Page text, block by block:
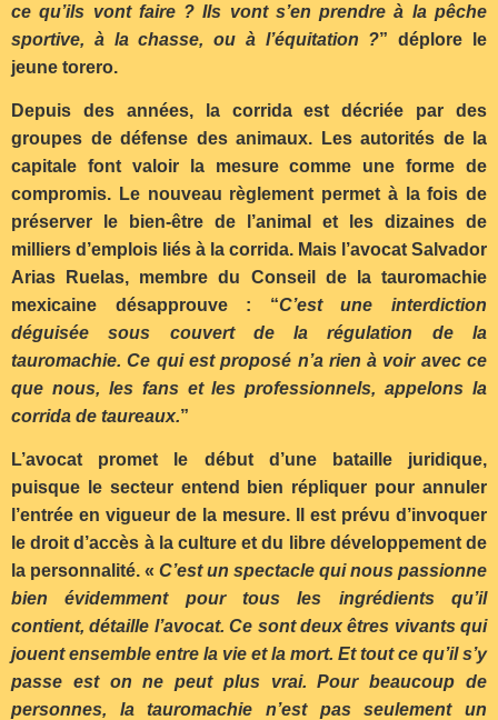
ce qu’ils vont faire ? Ils vont s’en prendre à la pêche
sportive, à la chasse, ou à l’équitation ?” déplore le
jeune torero.
Depuis des années, la corrida est décriée par des
groupes de défense des animaux. Les autorités de la
capitale font valoir la mesure comme une forme de
compromis. Le nouveau règlement permet à la fois de
préserver le bien-être de l’animal et les dizaines de
milliers d’emplois liés à la corrida. Mais l’avocat Salvador
Arias Ruelas, membre du Conseil de la tauromachie
mexicaine désapprouve : “C’est une interdiction
déguisée sous couvert de la régulation de la
tauromachie. Ce qui est proposé n’a rien à voir avec ce
que nous, les fans et les professionnels, appelons la
corrida de taureaux.”
L’avocat promet le début d’une bataille juridique,
puisque le secteur entend bien répliquer pour annuler
l’entrée en vigueur de la mesure. Il est prévu d’invoquer
le droit d’accès à la culture et du libre développement de
la personnalité. « C’est un spectacle qui nous passionne
bien évidemment pour tous les ingrédients qu’il
contient, détaille l’avocat. Ce sont deux êtres vivants qui
jouent ensemble entre la vie et la mort. Et tout ce qu’il s’y
passe est on ne peut plus vrai. Pour beaucoup de
personnes, la tauromachie n’est pas seulement un